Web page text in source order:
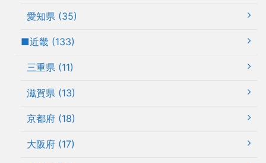
愛知県 (35)
■近畿 (133)
三重県 (11)
滋賀県 (13)
京都府 (18)
大阪府 (17)